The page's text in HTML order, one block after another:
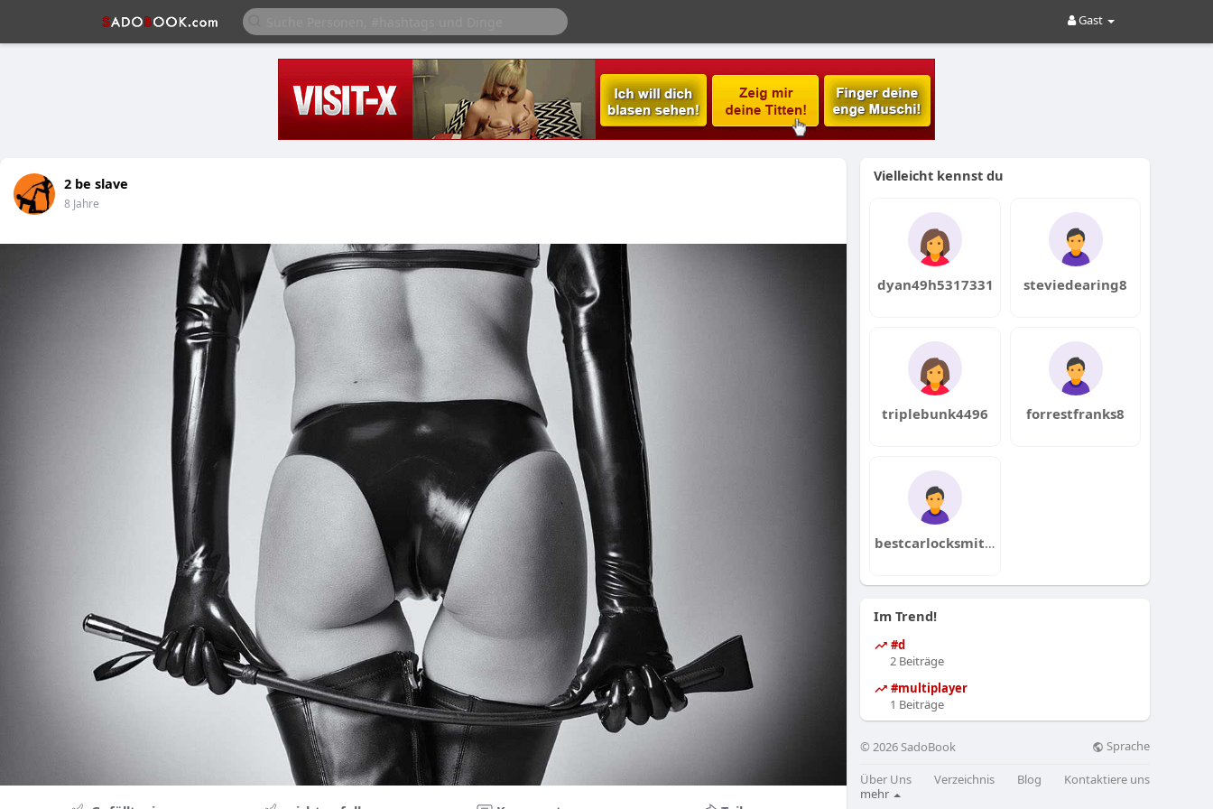
Gast
2 be slave
8 Jahre
Vielleicht kennst du
dyan49h5317331 steviedearing8
triplebunk4496 forrestfranks8
bestcarlocksmithsnearluton0578
Im Trend!
#d
2 Beiträge
#multiplayer
1 Beiträge
© 2026 SadoBook Sprache
Über Uns Verzeichnis Blog
Kontaktiere uns
mehr